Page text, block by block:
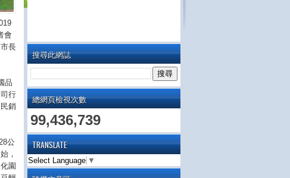
搜尋此網誌
總網頁檢視次數
99,436,739
TRANSLATE
Select Language ▼
會
長
品
行
銷
公
，
園